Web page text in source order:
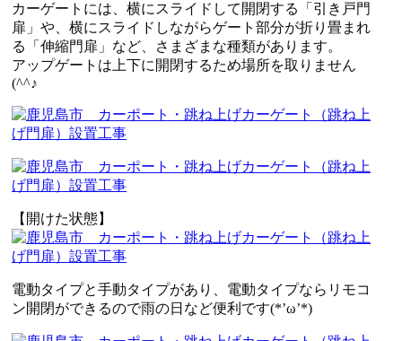
カーゲートには、横にスライドして開閉する「引き戸門
扉」や、横にスライドしながらゲート部分が折り畳まれ
る「伸縮門扉」など、さまざまな種類があります。
アップゲートは上下に開閉するため場所を取りません
(^^♪
【開けた状態】
電動タイプと手動タイプがあり、電動タイプならリモコ
ン開閉ができるので雨の日など便利です(*’ω’*)